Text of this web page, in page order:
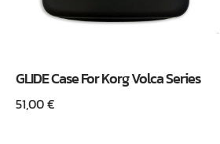
GLIDE Case For Korg Volca Series
51,00€